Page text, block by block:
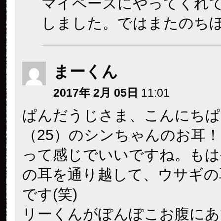
しました。ではまたのち
まーくん
2017年 2月 05日 11:01
ぱんだうじさま、こんにち
（25）のシンちゃんのお耳
って感じでいいですね。も
の耳を通り越して、ウサギ
です(笑)
リーくんがぽんぽこお腹に